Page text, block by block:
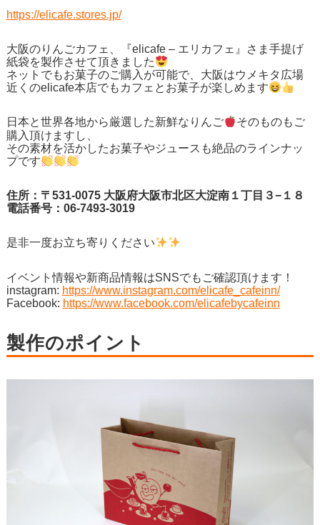
https://elicafe.stores.jp/
大阪のりんごカフェ、『elicafe – エリカフェ』さま手提げ
紙袋を製作させて頂きました
ネットでもお菓子のご購入が可能で、大阪はウメキタ広場
近くのelicafe本店でもカフェとお菓子が楽しめます
日本と世界各地から厳選した新鮮なりんご
そのものもご
購入頂けますし、
その素材を活かしたお菓子やジュースも絶品のラインナッ
プです
住所：〒531-0075 大阪府大阪市北区大淀南１丁目３−１８
電話番号：06-7493-3019
是非一度お立ち寄りください
イベント情報や新商品情報はSNSでもご確認頂けます！
instagram: https://www.instagram.com/elicafe_cafeinn/
Facebook: https://www.facebook.com/elicafebycafeinn
製作のポイント